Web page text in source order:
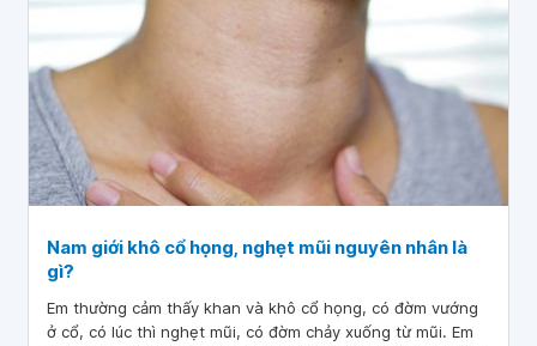
Nam giới khô cổ họng, nghẹt mũi nguyên nhân là
gì?
Em thường cảm thấy khan và khô cổ họng, có đờm vướng
ở cổ, có lúc thì nghẹt mũi, có đờm chảy xuống từ mũi. Em